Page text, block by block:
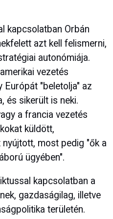
kapcsolatban Orbán
azt kell felismerni,
autonómiája.
vezetés
Európát "beletolja" az
és sikerült is neki.
a francia vezetés
küldött,
most pedig "ők a
ügyében".
kapcsolatban a
gazdaságilag, illetve
területén.